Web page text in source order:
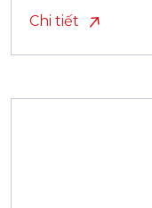
Chi tiết